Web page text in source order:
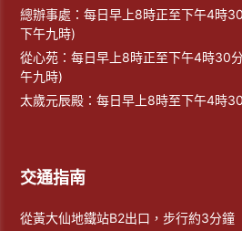
總辦事處：每日早上8時正至下午4時
下午九時)
從心苑：每日早上8時正至下午4時30
午九時)
太歲元辰殿：每日早上8時至下午4時
交通指南
從黃大仙地鐵站B2出口，步行約3分鐘